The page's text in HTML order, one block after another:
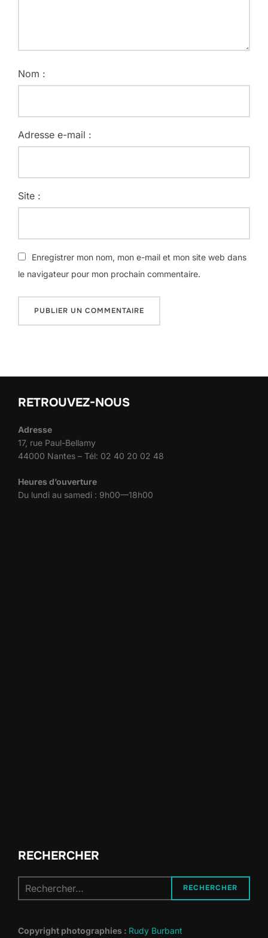
Nom :
Adresse e-mail :
Site :
Enregistrer mon nom, mon e-mail et mon site web dans
le navigateur pour mon prochain commentaire.
RETROUVEZ-NOUS
Adresse
17, rue Paul-Bellamy
44000 Nantes – Tél: 02 40 20 02 48
Heures d’ouverture
Du lundi au samedi : 9h00—18h00
RECHERCHER
pour :
RECHERCHER
Copyright photographies : Rudy Burbant